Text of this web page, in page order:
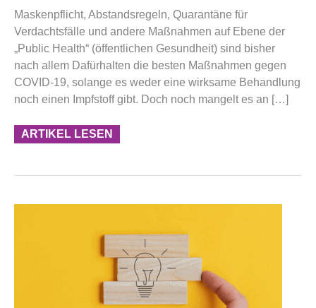
Maskenpflicht, Abstandsregeln, Quarantäne für
Verdachtsfälle und andere Maßnahmen auf Ebene der
„Public Health“ (öffentlichen Gesundheit) sind bisher
nach allem Dafürhalten die besten Maßnahmen gegen
COVID-19, solange es weder eine wirksame Behandlung
noch einen Impfstoff gibt. Doch noch mangelt es an […]
ARTIKEL LESEN